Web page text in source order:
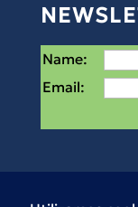
Name:
Email: